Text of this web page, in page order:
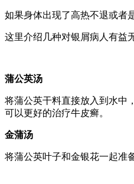
如果身体出现了高热不退或者
这里介绍几种对银屑病人有益
蒲公英汤
将蒲公英干料直接放入到水中
可以更好的治疗牛皮癣。
金蒲汤
将蒲公英叶子和金银花一起准